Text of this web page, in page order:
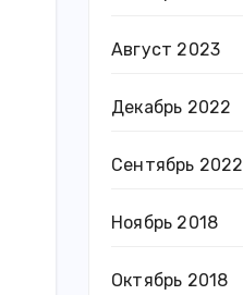
Август 2023
Декабрь 2022
Сентябрь 2022
Ноябрь 2018
Октябрь 2018